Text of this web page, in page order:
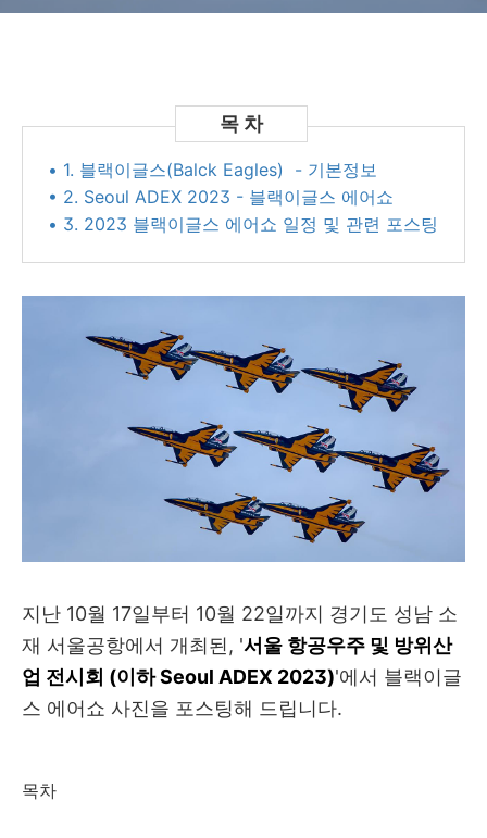
• 1. 블랙이글스(Balck Eagles) - 기본정보
• 2. Seoul ADEX 2023 - 블랙이글스 에어쇼
• 3. 2023 블랙이글스 에어쇼 일정 및 관련 포스팅
지난 10월 17일부터 10월 22일까지 경기도 성남 소
재 서울공항에서 개최된, '서울 항공우주 및 방위산
업 전시회 (이하 Seoul ADEX 2023)'에서 블랙이글
스 에어쇼 사진을 포스팅해 드립니다.
목차